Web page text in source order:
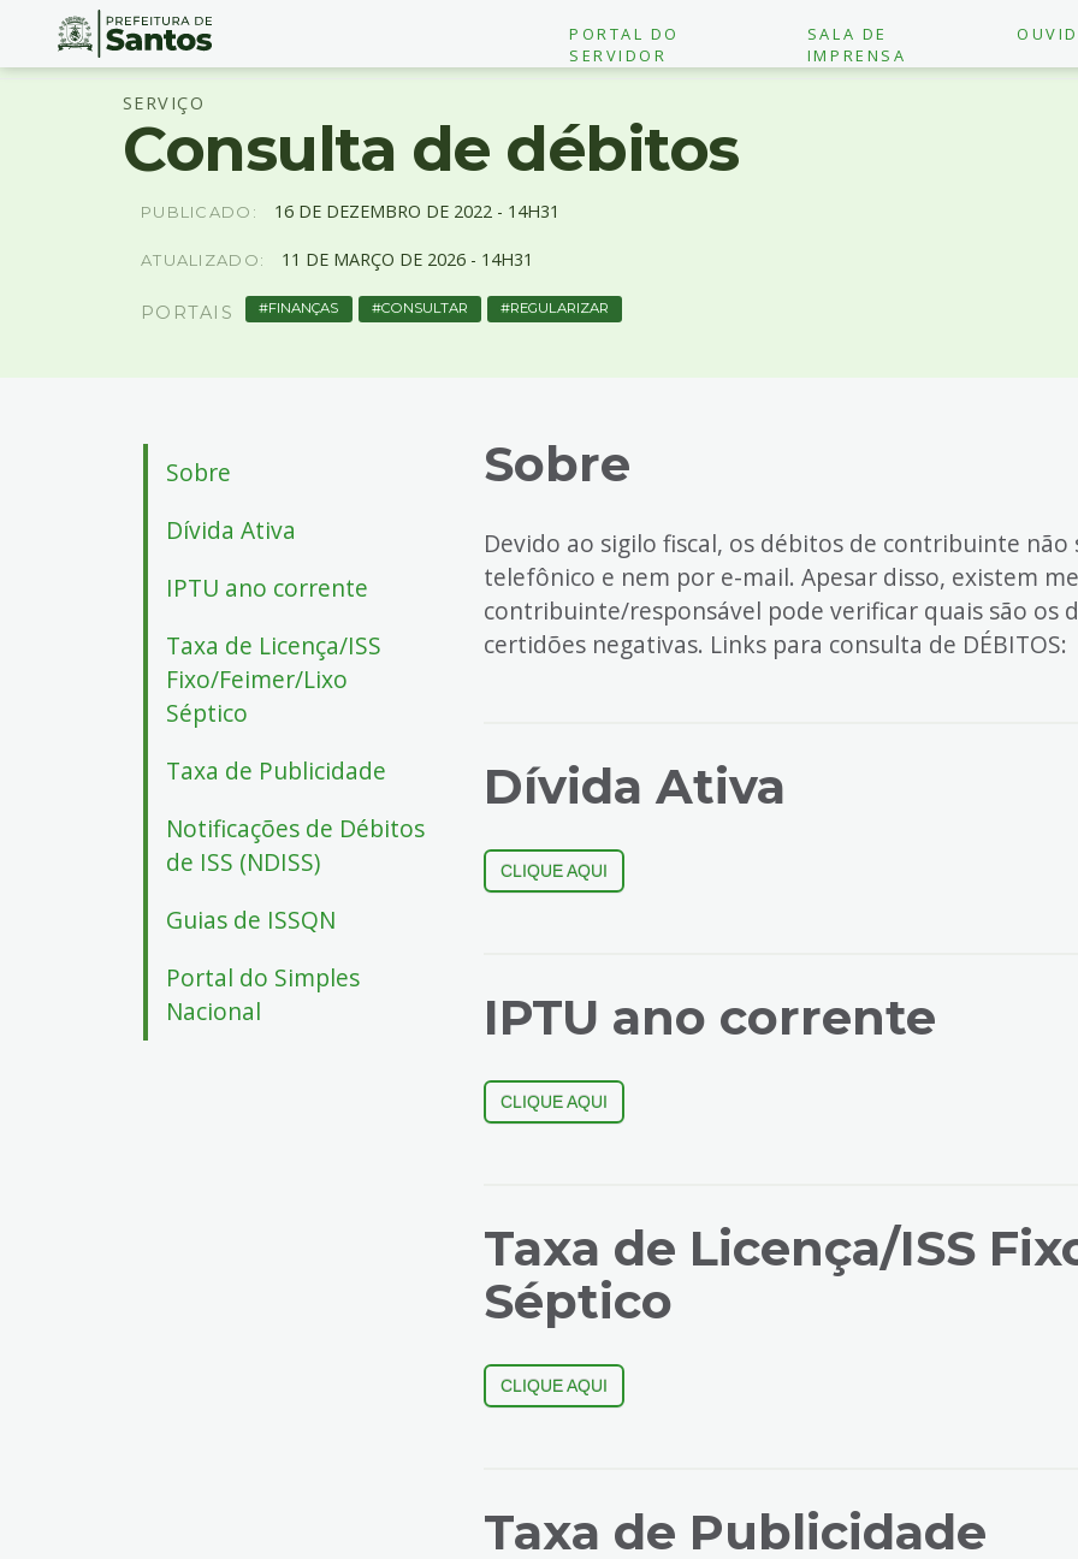
Ir
PORTAL DO
SERVIDOR
SALA DE
IMPRENSA
Conteúdo
SERVIÇO
Consulta de débitos
PUBLICADO: 16 DE DEZEMBRO DE 2022 - 14H31
ATUALIZADO: 11 DE MARÇO DE 2026 - 14H31
PORTAIS FINANÇAS CONSULTAR REGULARIZAR
Sobre
Dívida Ativa
IPTU ano corrente
Taxa de Licença/ISS
Fixo/Feimer/Lixo
Séptico
Taxa de Publicidade
Notificações de Débitos
de ISS (NDISS)
Guias de ISSQN
Portal do Simples
Nacional
Sobre
Devido ao sigilo fiscal, os débitos de contribuinte
telefônico e nem por e-mail. Apesar disso, existem
contribuinte/responsável pode verificar quais são os
certidões negativas. Links para consulta de DÉBITOS:
Dívida Ativa
CLIQUE AQUI
IPTU ano corrente
CLIQUE AQUI
Taxa de Licença/ISS
Séptico
CLIQUE AQUI
Taxa de Publicidade